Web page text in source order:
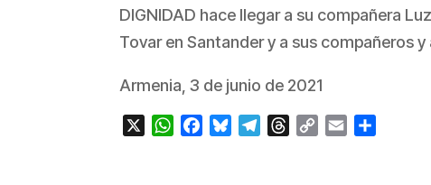
DIGNIDAD hace llegar a su compañera
Tovar en Santander y a sus compañeros
Armenia, 3 de junio de 2021
WhatsApp
FacebookBlueskyTelegramThreads
Copy Email